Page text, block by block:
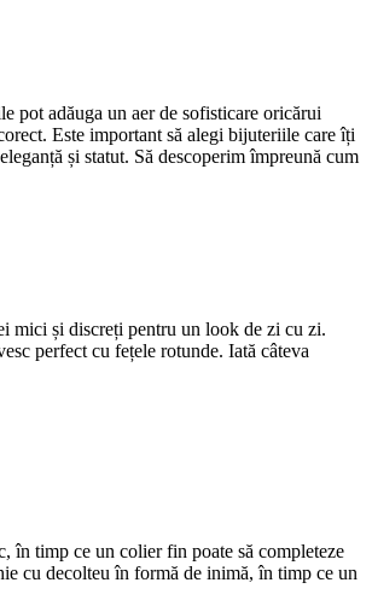
pot adăuga un aer de sofisticare oricărui
Este important să alegi bijuteriile care îți
și statut. Să descoperim împreună cum
mici și discreți pentru un look de zi cu zi.
perfect cu fețele rotunde. Iată câteva
în timp ce un colier fin poate să completeze
cu decolteu în formă de inimă, în timp ce un